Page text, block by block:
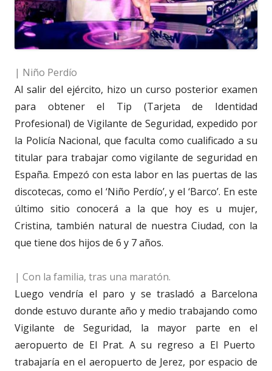
| Niño Perdío
Al salir del ejército, hizo un curso posterior examen
para obtener el Tip (Tarjeta de Identidad
Profesional) de Vigilante de Seguridad, expedido por
la Policía Nacional, que faculta como cualificado a su
titular para trabajar como vigilante de seguridad en
España. Empezó con esta labor en las puertas de las
discotecas, como el ‘Niño Perdío’, y el ‘Barco’. En este
último sitio conocerá a la que hoy es u mujer,
Cristina, también natural de nuestra Ciudad, con la
que tiene dos hijos de 6 y 7 años.
| Con la familia, tras una maratón.
Luego vendría el paro y se trasladó a Barcelona
donde estuvo durante año y medio trabajando como
Vigilante de Seguridad, la mayor parte en el
aeropuerto de El Prat. A su regreso a El Puerto
trabajaría en el aeropuerto de Jerez, por espacio de